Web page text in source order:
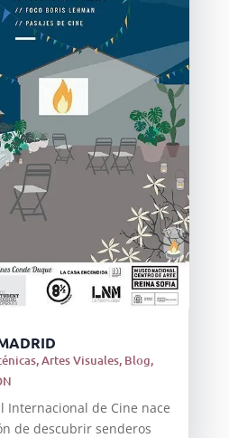
,Artes Visuales, Blog,
Internacional de Cine nace
de descubrir senderos